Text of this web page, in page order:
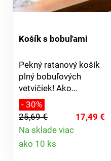
plast.
Košík s bobuľami
Pekný ratanový košík
plný bobuľových
vetvičiek! Ako
dekorácia alebo
darček pre Vašich
blízkych.
- 30%
25,69 €
17,49 €
Na sklade viac
ako 10 ks